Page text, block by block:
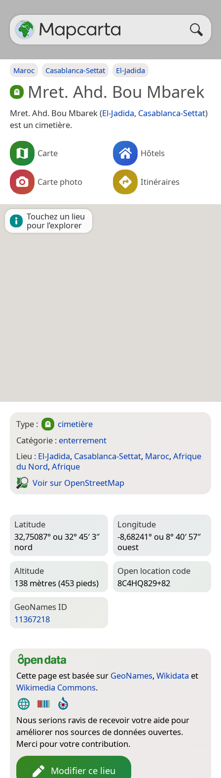
Maroc Casablanca-Settat El-Jadida
Mret. Ahd. Bou Mbarek
Mret. Ahd. Bou Mbarek (El-Jadida, Casablanca-Settat)
est un cimetière.
Carte Hôtels
Carte photo Itinéraires
Touchez un lieu
pour l’explorer
Type :
cimetière
Catégorie : enterrement
Lieu : El-Jadida, Casablanca-Settat, Maroc, Afrique
du Nord, Afrique
Voir sur Open­Street­Map
Latitude
32,75087° ou 32° 45′ 3″
nord
Longitude
-8,68241° ou 8° 40′ 57″
ouest
Altitude
138 mètres (453 pieds)
Open location code
8C4HQ829+82
Geo­Names ID
11367218
Cette page est basée sur GeoNames, Wikidata et
Wikimedia Commons.
Nous serions ravis de recevoir votre aide pour
améliorer nos sources de données ouvertes.
Merci pour votre contribution.
Modifier ce lieu